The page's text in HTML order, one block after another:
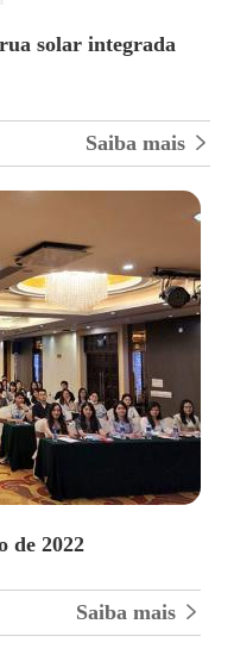
solar integrada
Saiba mais 
de 2022
Saiba mais 